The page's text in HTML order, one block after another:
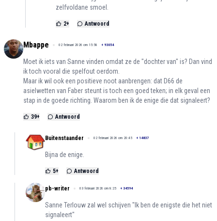
zelfvoldane smoel.
2+ Antwoord
Mbappe 02 februari 2026 om 15:58 + 93054
Moet ik iets van Sanne vinden omdat ze de "dochter van" is? Dan vind
ik toch vooral die spelfout oerdom.
Maar ik wil ook een positieve noot aanbrengen: dat D66 de
asielwetten van Faber steunt is toch een goed teken; in elk geval een
stap in de goede richting. Waarom ben ik de enige die dat signaleert?
39+ Antwoord
Buitenstaander 02 februari 2026 om 20:45 + 14837
Bijna de enige.
5+ Antwoord
pb-writer 03 februari 2026 om 8:25 + 34594
Sanne Terlouw zal wel schijven "Ik ben de enigste die het niet
signaleert"